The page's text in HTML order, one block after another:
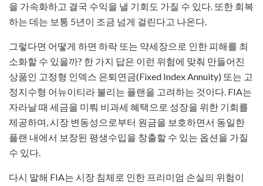
을 가속화하고 결국 수익을 낼 기회도 가질 수 있다. 또한 회복
하는 데는 보통 5년이 조금 넘게 걸린다고 나온다.
그렇다면 어떻게 하면 하락 또는 약세장으로 인한 피해를 최
소화할 수 있을까? 한 가지 답은 이런 위험에 맞춰 만들어진
상품인 고정형 인덱스 은퇴연금(Fixed Index Annuity) 또는 고
정지수형 어뉴이티라 불리는 플랜을 고려하는 것이다. FIA는
자라날 때 세금을 미뤄 비과세 혜택으로 성장을 위한 기회를
제공하며, 시장 변동성으로부터 원금을 보호하면서 동일한
플랜 내에서 보장된 평생수입을 창출할 수 있는 옵션을 가질
수 있다.
다시 말해 FIA는 시장 침체로 인한 프리미엄 손실의 위험이